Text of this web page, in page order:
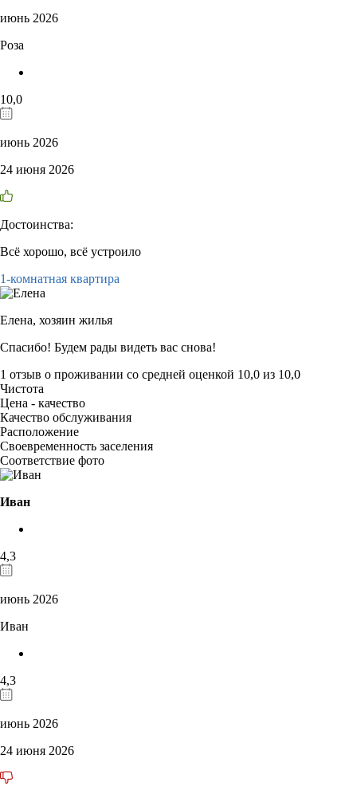
июнь 2026
Роза
10,0
июнь 2026
24 июня 2026
Достоинства:
Всё хорошо, всё устроило
1-комнатная квартира
Елена, хозяин жилья
Спасибо! Будем рады видеть вас снова!
1 отзыв о проживании со средней оценкой 10,0 из 10,0
Чистота
Цена - качество
Качество обслуживания
Расположение
Своевременность заселения
Соответствие фото
Иван
4,3
июнь 2026
Иван
4,3
июнь 2026
24 июня 2026